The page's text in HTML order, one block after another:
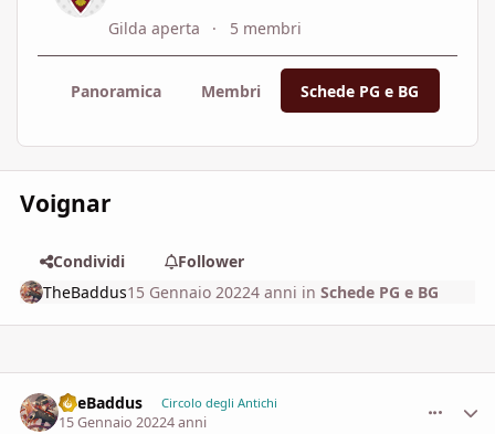
Gilda aperta 5 membri
Panoramica Membri Schede PG e BG
Voignar
Condividi
Follower
TheBaddus15 Gennaio 20224 anni inSchede PG e BG
TheBaddus Circolo degli Antichi
15 Gennaio 20224 anni